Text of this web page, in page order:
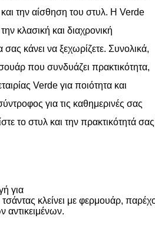
την αίσθηση του στυλ. Η Verde
κλασική και διαχρονική
κάνει να ξεχωρίζετε. Συνολικά,
που συνδυάζει πρακτικότητα,
Verde για ποιότητα και
για τις καθημερινές σας
το στυλ και την πρακτικότητά
για
κλείνει με φερμουάρ,